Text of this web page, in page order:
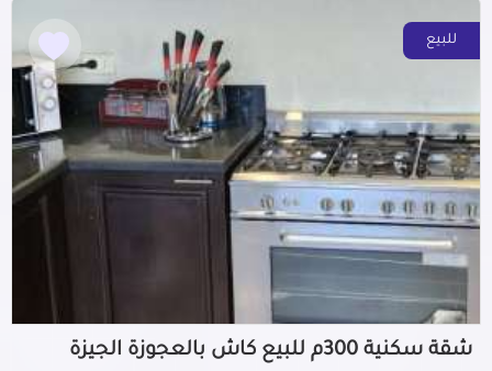
للبيع
شقة سكنية 300م للبيع كاش بالعجوزة الجيزة